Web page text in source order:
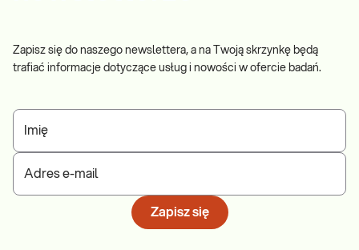
Zapisz się do naszego newslettera, a na Twoją skrzynkę będą
trafiać informacje dotyczące usług i nowości w ofercie badań.
Imię
Adres e-mail
Zapisz się